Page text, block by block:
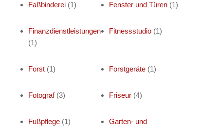
Faßbinderei(1) Fenster und Türen(1)
Finanzdienstleistungen
(1)
Fitnessstudio(1)
Forst(1) Forstgeräte(1)
Fotograf(3) Friseur(4)
Fußpflege(1)
Garten- und